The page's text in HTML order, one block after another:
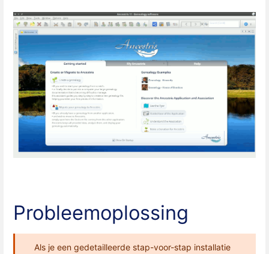
Probleemoplossing
Als je een gedetailleerde stap-voor-stap installatie